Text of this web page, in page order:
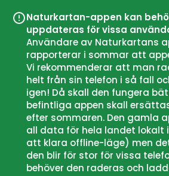
Naturkartan-appen kan
uppdateras för vissa
Användare av Naturkartans
rapporterar i sommar att
Vi rekommenderar att man
helt från sin telefon i så fall
igen! Då skall den fungera
befintliga appen skall
efter sommaren. Den gamla
all data för hela landet lokalt
att klara offline-läge) men
den blir för stor för vissa
behöver den raderas och